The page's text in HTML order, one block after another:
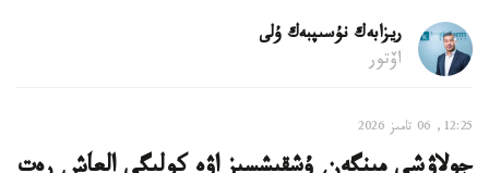
ريزابەك نۇسىپبەك ۇلى
اۆتور
12:25, 06 تامىز 2026